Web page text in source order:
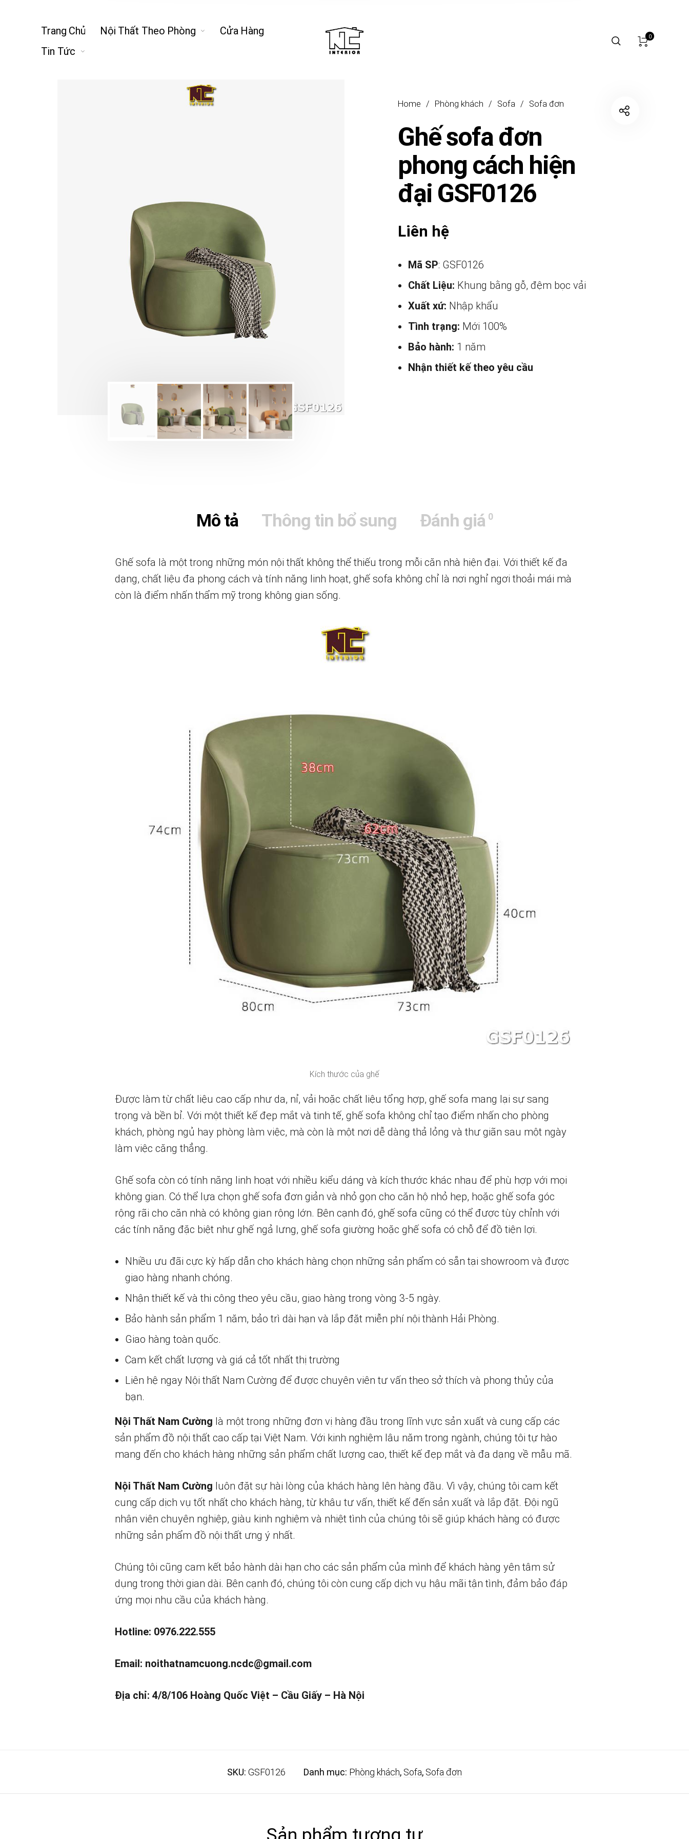
Trang Chủ Nội Thất Theo Phòng
Cửa Hàng
Tin Tức
0
Home / Phòng khách / Sofa / Sofa đơn
Ghế sofa đơn
phong cách hiện
đại GSF0126
Liên hệ
Mã SP: GSF0126
Chất Liệu: Khung bằng gỗ, đệm bọc vải
Xuất xứ: Nhập khẩu
Tình trạng: Mới 100%
Bảo hành: 1 năm
Nhận thiết kế theo yêu cầu
Mô tả Thông tin bổ sung Đánh giá 0
Ghế sofa là một trong những món nội thất không thể thiếu trong mỗi căn nhà hiện đại. Với thiết kế đa
dạng, chất liệu đa phong cách và tính năng linh hoạt, ghế sofa không chỉ là nơi nghỉ ngơi thoải mái mà
còn là điểm nhấn thẩm mỹ trong không gian sống.
Kích thước của ghế
Được làm từ chất liệu cao cấp như da, nỉ, vải hoặc chất liệu tổng hợp, ghế sofa mang lại sự sang
trọng và bền bỉ. Với một thiết kế đẹp mắt và tinh tế, ghế sofa không chỉ tạo điểm nhấn cho phòng
khách, phòng ngủ hay phòng làm việc, mà còn là một nơi dễ dàng thả lỏng và thư giãn sau một ngày
làm việc căng thẳng.
Ghế sofa còn có tính năng linh hoạt với nhiều kiểu dáng và kích thước khác nhau để phù hợp với mọi
không gian. Có thể lựa chọn ghế sofa đơn giản và nhỏ gọn cho căn hộ nhỏ hẹp, hoặc ghế sofa góc
rộng rãi cho căn nhà có không gian rộng lớn. Bên cạnh đó, ghế sofa cũng có thể được tùy chỉnh với
các tính năng đặc biệt như ghế ngả lưng, ghế sofa giường hoặc ghế sofa có chỗ để đồ tiện lợi.
Nhiều ưu đãi cực kỳ hấp dẫn cho khách hàng chọn những sản phẩm có sẵn tại showroom và được
giao hàng nhanh chóng.
Nhận thiết kế và thi công theo yêu cầu, giao hàng trong vòng 3-5 ngày.
Bảo hành sản phẩm 1 năm, bảo trì dài hạn và lắp đặt miễn phí nội thành Hải Phòng.
Giao hàng toàn quốc.
Cam kết chất lượng và giá cả tốt nhất thị trường
Liên hệ ngay Nội thất Nam Cường để được chuyên viên tư vấn theo sở thích và phong thủy của
bạn.
Nội Thất Nam Cường là một trong những đơn vị hàng đầu trong lĩnh vực sản xuất và cung cấp các
sản phẩm đồ nội thất cao cấp tại Việt Nam. Với kinh nghiệm lâu năm trong ngành, chúng tôi tự hào
mang đến cho khách hàng những sản phẩm chất lượng cao, thiết kế đẹp mắt và đa dạng về mẫu mã.
Nội Thất Nam Cường luôn đặt sự hài lòng của khách hàng lên hàng đầu. Vì vậy, chúng tôi cam kết
cung cấp dịch vụ tốt nhất cho khách hàng, từ khâu tư vấn, thiết kế đến sản xuất và lắp đặt. Đội ngũ
nhân viên chuyên nghiệp, giàu kinh nghiệm và nhiệt tình của chúng tôi sẽ giúp khách hàng có được
những sản phẩm đồ nội thất ưng ý nhất.
Chúng tôi cũng cam kết bảo hành dài hạn cho các sản phẩm của mình để khách hàng yên tâm sử
dụng trong thời gian dài. Bên cạnh đó, chúng tôi còn cung cấp dịch vụ hậu mãi tận tình, đảm bảo đáp
ứng mọi nhu cầu của khách hàng.
Hotline: 0976.222.555
Email: noithatnamcuong.ncdc@gmail.com
Địa chỉ: 4/8/106 Hoàng Quốc Việt – Cầu Giấy – Hà Nội
SKU: GSF0126 Danh mục: Phòng khách, Sofa, Sofa đơn